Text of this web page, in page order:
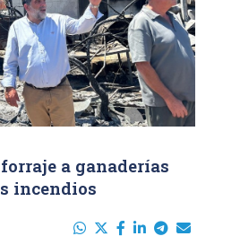
a ganaderías
incendios